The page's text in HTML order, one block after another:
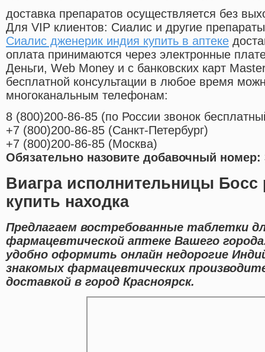
доставка препаратов осуществляется без
Для VIP клиентов: Сиалис и другие
Сиалис дженерик индия купить в аптеке
оплата принимаются через электронные
Деньги, Web Money и с банковских карт
бесплатной консультации в любое время
многоканальным телефонам:
8 (800)200-86-85 (по России звонок
+7 (800)200-86-85 (Санкт-Петербург)
+7 (800)200-86-85 (Москва)
Обязательно назовите добавочный номер:
Виагра исполнительницы Босс
купить находка
Предлагаем востребованные таблетки
фармацевтической аптеке Вашего
удобно оформить онлайн недорогие
знакомых фармацевтических
доставкой в город Красноярск.